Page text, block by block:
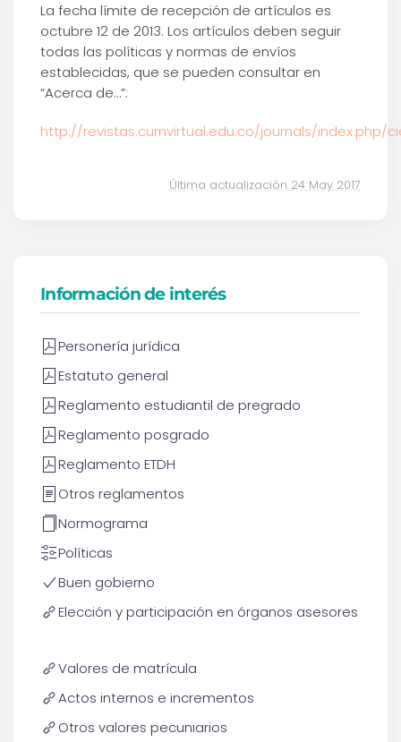
La fecha límite de recepción de artículos es
octubre 12 de 2013. Los artículos deben seguir
todas las políticas y normas de envíos
establecidas, que se pueden consultar en
“Acerca de…”:
http://revistas.curnvirtual.edu.co/journals/index.php/
Última actualización 24 May 2017
Información de interés
Personería jurídica
Estatuto general
Reglamento estudiantil de pregrado
Reglamento posgrado
Reglamento ETDH
Otros reglamentos
Normograma
Políticas
Buen gobierno
Elección y participación en órganos asesores
Valores de matrícula
Actos internos e incrementos
Otros valores pecuniarios